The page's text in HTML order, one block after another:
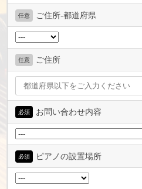
任意 ご住所-都道府県
任意 ご住所
必須 お問い合わせ内容
必須 ピアノの設置場所